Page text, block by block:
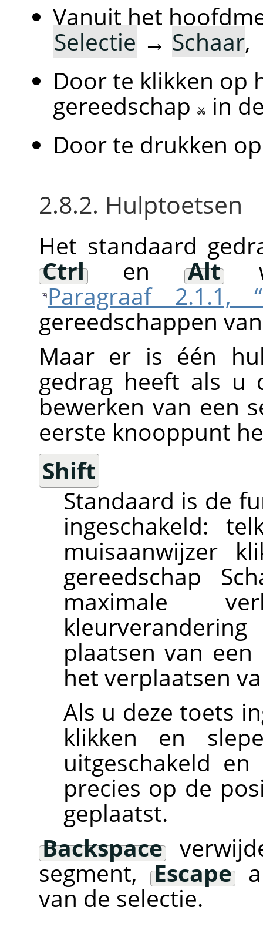
Vanuit het
Selectie → Schaar,
Door te klikken op
gereedschap
in
Door te drukken
2.8.2. Hulptoetsen
Het standaard
CtrlenAlt
Paragraaf 2.1.1,
gereedschappen
Maar er is één
gedrag heeft als u
bewerken van een
eerste knooppunt
Shift
Standaard is de
ingeschakeld:
muisaanwijzer
gereedschap
maximale
plaatsen van
het verplaatsen
Als u deze toets
klikken en
uitgeschakeld
precies op de
geplaatst.
Backspace
segment,Escape
van de selectie.